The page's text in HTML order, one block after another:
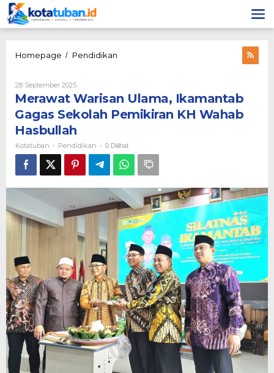
Lewati
ke
konten
Homepage / Pendidikan
Gagas
Sekolah
Pemikiran
Wahab
Hasbullah
28 September 2025Oleh
Kotatuban
Merawat Warisan Ulama, Ikamantab
Gagas Sekolah Pemikiran KH Wahab
Hasbullah
Kotatuban - Pendidikan - 0 Dilihat